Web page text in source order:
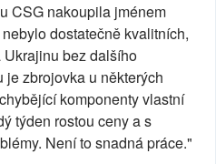
CSG nakoupila jménem
dostatečně kvalitních,
bez dalšího
je zbrojovka u některých
komponenty vlastní
týden rostou ceny a s
Není to snadná práce."